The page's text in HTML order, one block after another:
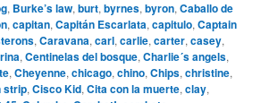
, Burke’s law,burt,byrnes,byron,Caballo de
,capitan,Capitán Escarlata,capitulo,Captain
,Caravana,carl,carlie,carter,casey,
,Centinelas del bosque,Charlie´s angels,
,Cheyenne,chicago,chino,Chips,christine,
strip,Cisco Kid,Cita con la muerte,clay,